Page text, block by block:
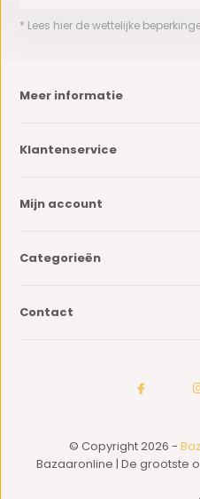
* Lees hier de wettelijke
Meer informatie
Klantenservice
Mijn account
Categorieën
Contact
© Copyright 2026 -
Bazaaronline | De grootste